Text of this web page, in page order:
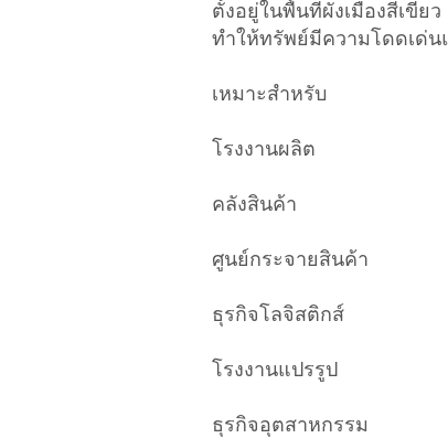
ตั้งอยู่ในพื้นที่ผังเมืองสีเขี
ทำให้ทรัพย์มีความโดดเด่น
เหมาะสำหรับ
โรงงานผลิต
คลังสินค้า
ศูนย์กระจายสินค้า
ธุรกิจโลจิสติกส์
โรงงานแปรรูป
ธุรกิจอุตสาหกรรม